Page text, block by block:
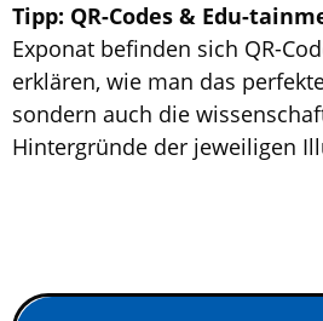
Tipp: QR-Codes & Edu-
Exponat befinden sich QR-
erklären, wie man das
sondern auch die
Hintergründe der jeweiligen